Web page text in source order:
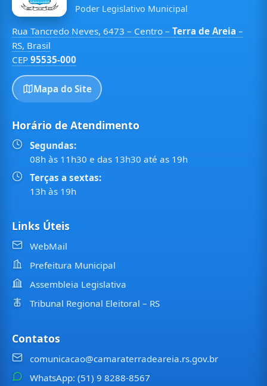
Poder Legislativo Municipal
Rua Tancredo Neves, 6473 – Centro – Terra de Areia –
RS, Brasil
CEP 95535-000
Mapa do Site
Horário de Atendimento
Segundas:
08h às 11h30 e das 13h30 até as 19h
Terças a sextas:
13h às 19h
Links Úteis
WebMail
Prefeitura Municipal
Assembleia Legislativa
Tribunal Regional Eleitoral – RS
Contatos
comunicacao@camaraterradeareia.rs.gov.br
WhatsApp: (51) 9 8288-8567